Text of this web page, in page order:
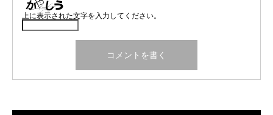
上に表示された文字を入力してください。